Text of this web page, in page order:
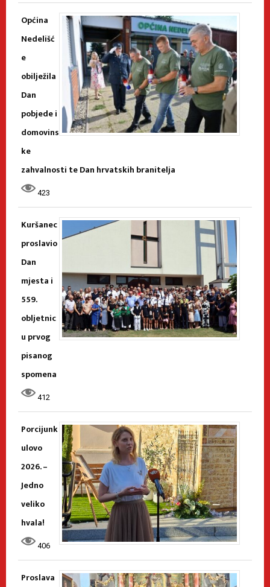
Općina
Nedelišć
e
obilježila
Dan
pobjede i
domovins
ke
zahvalnosti te Dan hrvatskih branitelja
423
Kuršanec
proslavio
Dan
mjesta i
559.
obljetnic
u prvog
pisanog
spomena
412
Porcijunk
ulovo
2026. –
Jedno
veliko
hvala!
406
Proslava